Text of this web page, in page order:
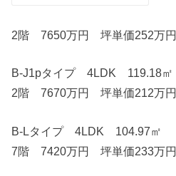
2階 7650万円 坪単価252万円
B-J1pタイプ 4LDK 119.18㎡
2階 7670万円 坪単価212万円
B-Lタイプ 4LDK 104.97㎡
7階 7420万円 坪単価233万円